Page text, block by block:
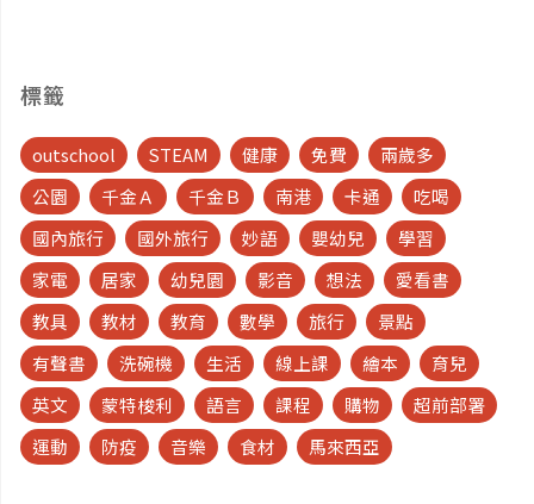
標籤
outschool STEAM 健康 免費
兩歲多
公園
千金Ａ 千金Ｂ 南港 卡通
吃喝
國內旅行
國外旅行 妙語 嬰幼兒
學習
家電
居家 幼兒園 影音 想法
愛看書
教具
教材 教育 數學 旅行
景點
有聲書
洗碗機 生活 線上課 繪本
育兒
英文
蒙特梭利 語言 課程 購物
超前部署
運動
防疫 音樂 食材 馬來西亞